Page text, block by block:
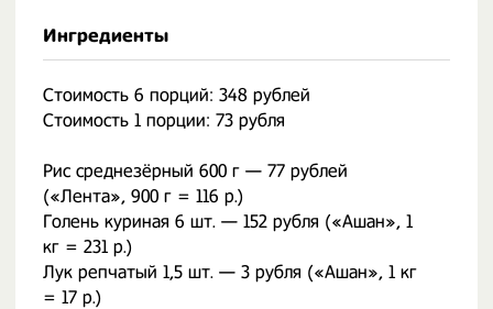
Ингредиенты
Стоимость 6 порций: 348 рублей
Стоимость 1 порции: 73 рубля
Рис среднезёрный 600 г — 77 рублей
(«Лента», 900 г = 116 р.)
Голень куриная 6 шт. — 152 рубля («Ашан», 1
кг = 231 р.)
Лук репчатый 1,5 шт. — 3 рубля («Ашан», 1 кг
= 17 р.)